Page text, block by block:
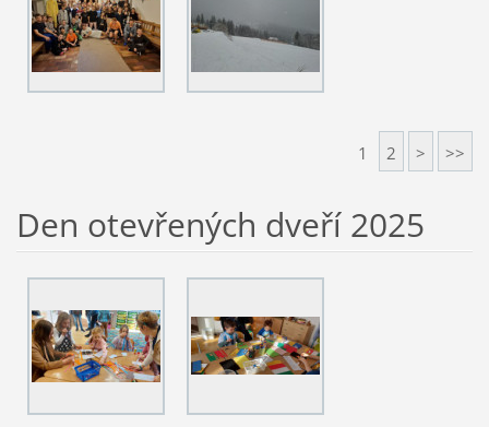
1 2 > >>
Den otevřených dveří 2025